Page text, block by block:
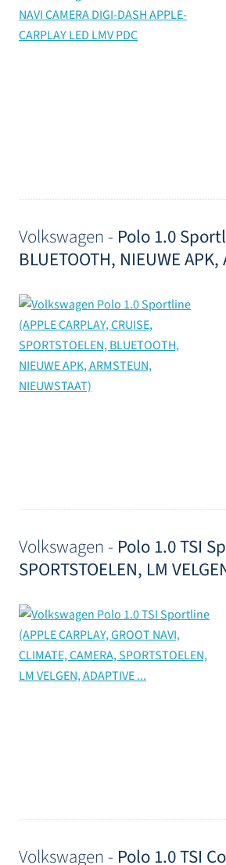
Volkswagen - Polo 1.0
BLUETOOTH, NIEUWE
Volkswagen - Polo 1.0 TSI
SPORTSTOELEN, LM
Volkswagen - Polo 1.0 TSI